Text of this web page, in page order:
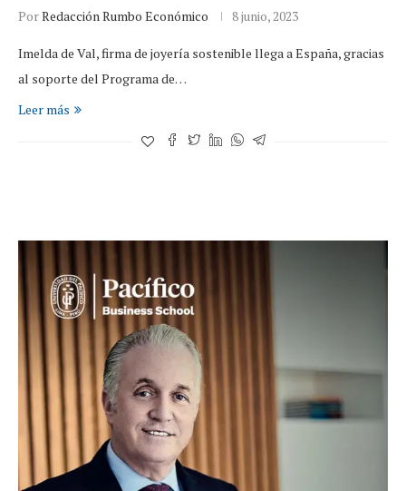
PorRedacción Rumbo Económico 8 junio, 2023
Imelda de Val, firma de joyería sostenible llega a España, gracias
al soporte del Programa de…
Leer más